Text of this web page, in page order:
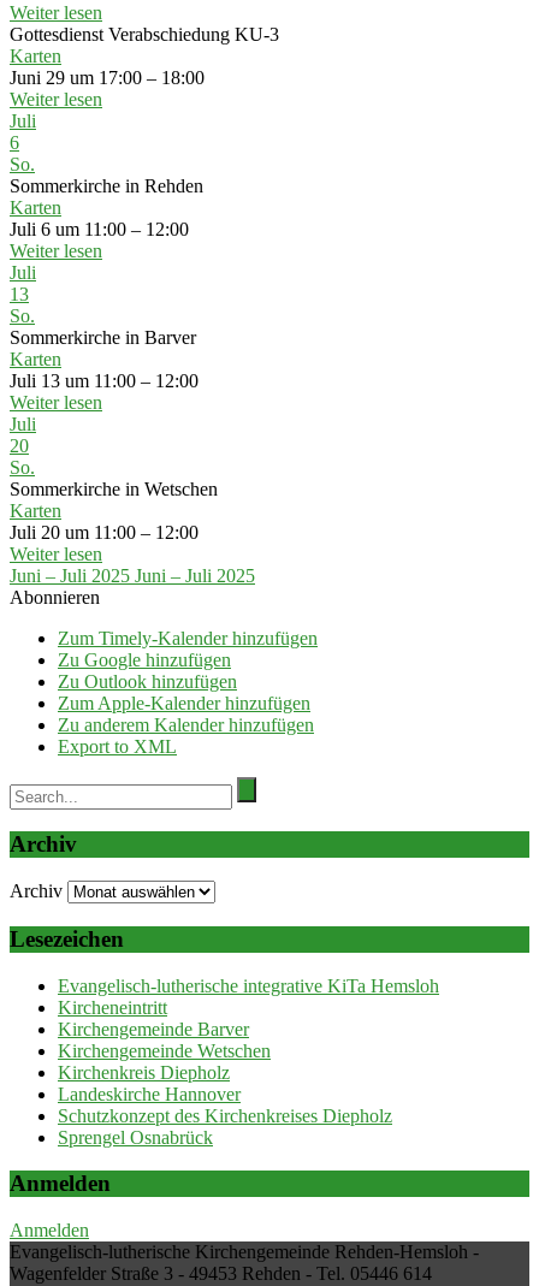
Weiter lesen
Gottesdienst Verabschiedung KU-3
Karten
Juni 29 um 17:00 – 18:00
Weiter lesen
Juli
6
So.
Sommerkirche in Rehden
Karten
Juli 6 um 11:00 – 12:00
Weiter lesen
Juli
13
So.
Sommerkirche in Barver
Karten
Juli 13 um 11:00 – 12:00
Weiter lesen
Juli
20
So.
Sommerkirche in Wetschen
Karten
Juli 20 um 11:00 – 12:00
Weiter lesen
Juni – Juli 2025 Juni – Juli 2025
Abonnieren
Zum Timely-Kalender hinzufügen
Zu Google hinzufügen
Zu Outlook hinzufügen
Zum Apple-Kalender hinzufügen
Zu anderem Kalender hinzufügen
Export to XML
Archiv
Archiv
Lesezeichen
Evangelisch-lutherische integrative KiTa Hemsloh
Kircheneintritt
Kirchengemeinde Barver
Kirchengemeinde Wetschen
Kirchenkreis Diepholz
Landeskirche Hannover
Schutzkonzept des Kirchenkreises Diepholz
Sprengel Osnabrück
Anmelden
Anmelden
Evangelisch-lutherische Kirchengemeinde Rehden-Hemsloh -
Wagenfelder Straße 3 - 49453 Rehden - Tel. 05446 614